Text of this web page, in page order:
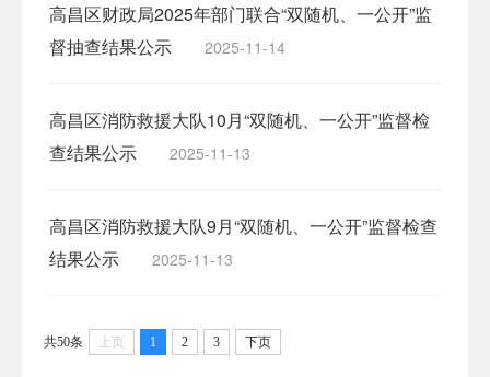
高昌区财政局2025年部门联合“双随机、一公开”监
督抽查结果公示
2025-11-14
高昌区消防救援大队10月“双随机、一公开”监督检
查结果公示
2025-11-13
高昌区消防救援大队9月“双随机、一公开”监督检查
结果公示
2025-11-13
共50条 上页 1 2 3 下页